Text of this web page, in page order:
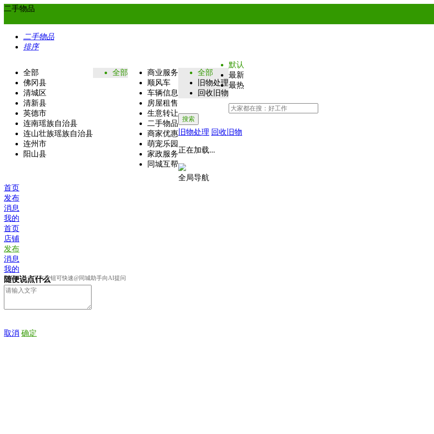
二手物品
二手物品
排序
全部
佛冈县
清城区
清新县
英德市
连南瑶族自治县
连山壮族瑶族自治县
连州市
阳山县
全部
商业服务
顺风车
车辆信息
房屋租售
生意转让
二手物品
商家优惠
萌宠乐园
家政服务
同城互帮
全部
旧物处理
回收旧物
默认
最新
最热
搜索
旧物处理 回收旧物
正在加载...
全局导航
首页
发布
消息
我的
首页
店铺
发布
消息
我的
随便说点什么
提示：点击下方按钮可快速@同城助手向AI提问
取消 确定